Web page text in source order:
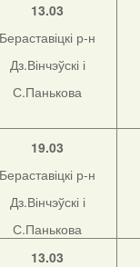
13.03
Бераставіцкі р-н
Дз.Вінчэўскі і
С.Панькова
19.03
Бераставіцкі р-н
Дз.Вінчэўскі і
С.Панькова
13.03